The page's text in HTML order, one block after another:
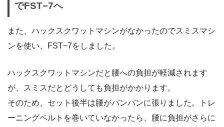
でFST−7へ
また、ハックスクワットマシンがなかったのでスミスマシ
ンを使い、FST−7をしました。
ハックスクワットマシンだと腰への負担が軽減されます
が、スミスだとどうしても負担がかかります。
そのため、セット後半は腰がパンパンに張りました。トレ
ーニングベルトを巻いていなかったら、腰に負担がさらに